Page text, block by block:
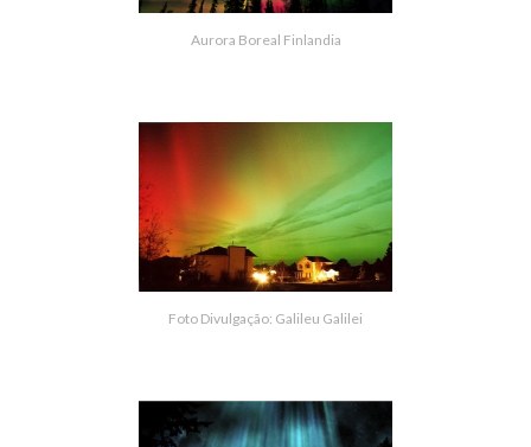
Aurora Boreal Finlandia
Foto Divulgação: Galileu Galilei